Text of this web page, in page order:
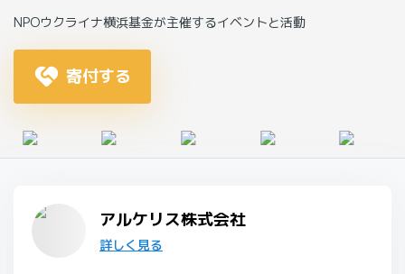
NPOウクライナ横浜基金が主催するイベントと活動
寄付する
アルケリス株式会社
詳しく見る